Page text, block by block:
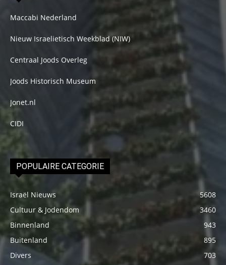
Maccabi Nederland
Nieuw Israelietisch Weekblad (NIW)
Centraal Joods Overleg
Joods Historisch Museum
Jonet.nl
CIDI
POPULAIRE CATEGORIE
Israël Nieuws
5608
Cultuur & Jodendom
3460
Binnenland
943
Buitenland
895
Divers
703